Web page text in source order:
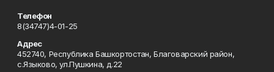
Телефон
8(34747)4-01-25
Адрес
452740, Республика Башкортостан, Благоварский район,
с.Языково, ул.Пушкина, д.22